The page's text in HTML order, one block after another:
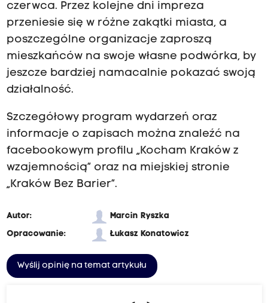
czerwca. Przez kolejne dni impreza
przeniesie się w różne zakątki miasta, a
poszczególne organizacje zaproszą
mieszkańców na swoje własne podwórka, by
jeszcze bardziej namacalnie pokazać swoją
działalność.
Szczegółowy program wydarzeń oraz
informacje o zapisach można znaleźć na
facebookowym profilu „Kocham Kraków z
wzajemnością” oraz na miejskiej stronie
„Kraków Bez Barier”.
Autor:
Marcin Ryszka
Opracowanie:
Łukasz Konatowicz
Wyślij opinię na temat artykułu